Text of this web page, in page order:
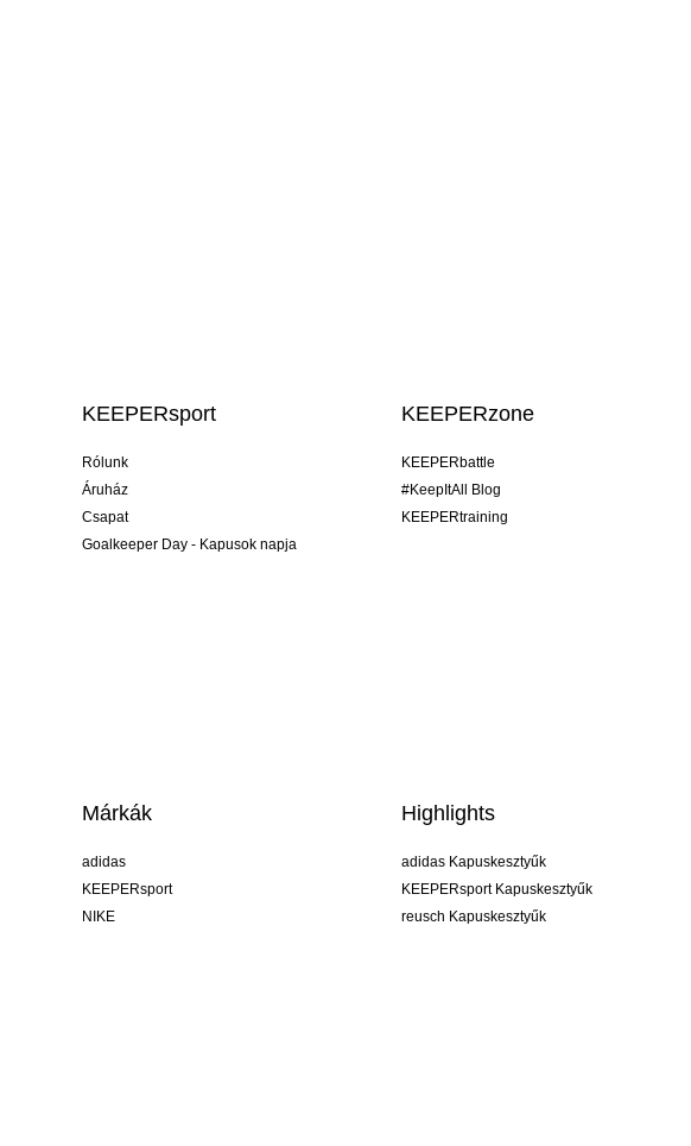
KEEPERsport
Rólunk
Áruház
Csapat
Goalkeeper Day - Kapusok napja
KEEPERzone
KEEPERbattle
#KeepItAll Blog
KEEPERtraining
Márkák
adidas
KEEPERsport
NIKE
Highlights
adidas Kapuskesztyűk
KEEPERsport Kapuskesztyűk
reusch Kapuskesztyűk